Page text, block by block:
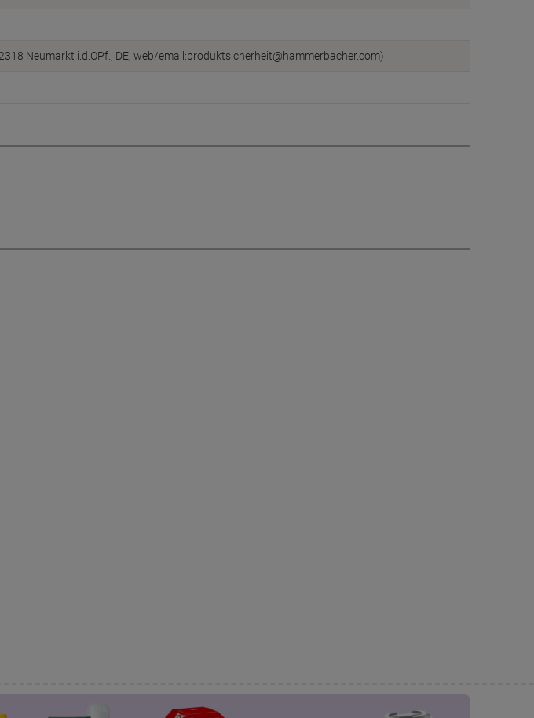
Neumarkt i.d.OPf., DE, web/email:produktsicherheit@hammerbacher.com)